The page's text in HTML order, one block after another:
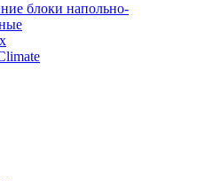
блоки напольно-